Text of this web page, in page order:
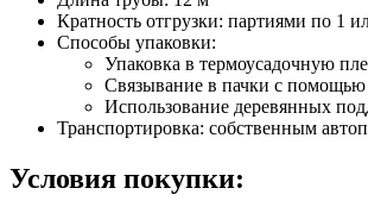
Кратность отгрузки: партиями по 1
Способы упаковки:
Упаковка в термоусадочную
Связывание в пачки с помощью
Использование деревянных
Транспортировка: собственным
Условия покупки: